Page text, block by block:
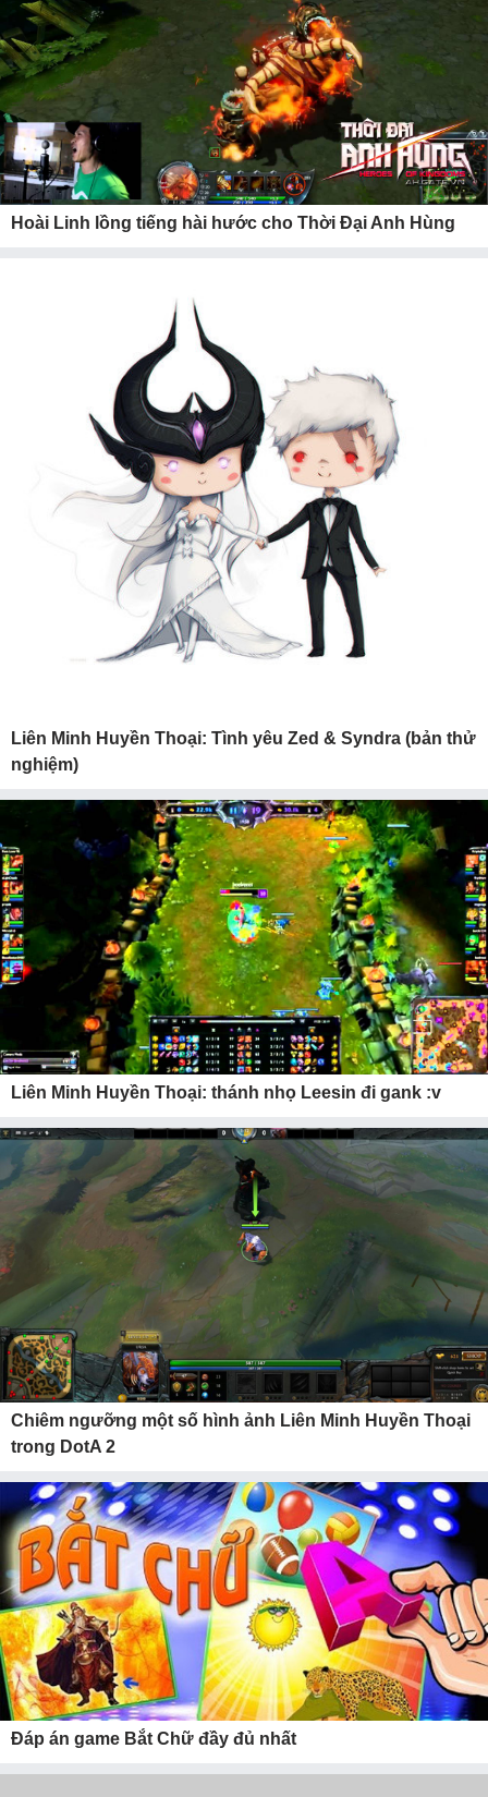
Hoài Linh lồng tiếng hài hước cho Thời Đại Anh Hùng
Liên Minh Huyền Thoại: Tình yêu Zed & Syndra (bản thử
nghiệm)
Liên Minh Huyền Thoại: thánh nhọ Leesin đi gank :v
Chiêm ngưỡng một số hình ảnh Liên Minh Huyền Thoại
trong DotA 2
Đáp án game Bắt Chữ đầy đủ nhất